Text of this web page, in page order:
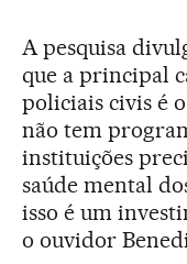
A pesquisa
que a principal
policiais civis é
não tem
instituições
saúde mental
isso é um
o ouvidor